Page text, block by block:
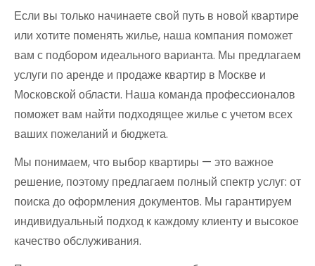
Если вы только начинаете свой путь в новой квартире
или хотите поменять жилье, наша компания поможет
вам с подбором идеального варианта. Мы предлагаем
услуги по аренде и продаже квартир в Москве и
Московской области. Наша команда профессионалов
поможет вам найти подходящее жилье с учетом всех
ваших пожеланий и бюджета.
Мы понимаем, что выбор квартиры — это важное
решение, поэтому предлагаем полный спектр услуг: от
поиска до оформления документов. Мы гарантируем
индивидуальный подход к каждому клиенту и высокое
качество обслуживания.